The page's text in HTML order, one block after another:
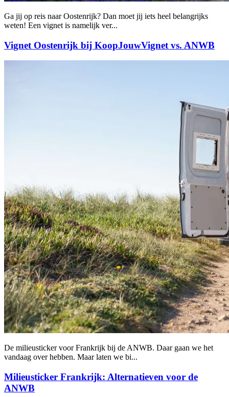
Ga jij op reis naar Oostenrijk? Dan moet jij iets heel belangrijks
weten! Een vignet is namelijk ver...
Vignet Oostenrijk bij KoopJouwVignet vs. ANWB
De milieusticker voor Frankrijk bij de ANWB. Daar gaan we het
vandaag over hebben. Maar laten we bi...
Milieusticker Frankrijk: Alternatieven voor de
ANWB